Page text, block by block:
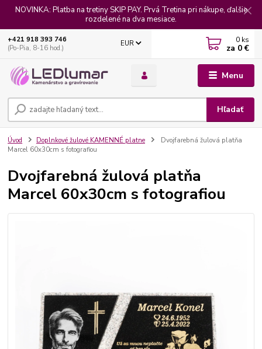
NOVINKA: Platba na tretiny SKIP PAY. Prvá Tretina pri nákupe, ďalšie
rozdelené na dva mesiace.
Menu
EUR
Hľadať
+421 918 393 746
(Po-Pia, 8-16 hod.)
0 ks
za 0 €
Úvod Doplnkové žulové KAMENNÉ platne
Dvojfarebná žulová platňa
Marcel 60x30cm s fotografiou
Dvojfarebná žulová platňa
Marcel 60x30cm s fotografiou